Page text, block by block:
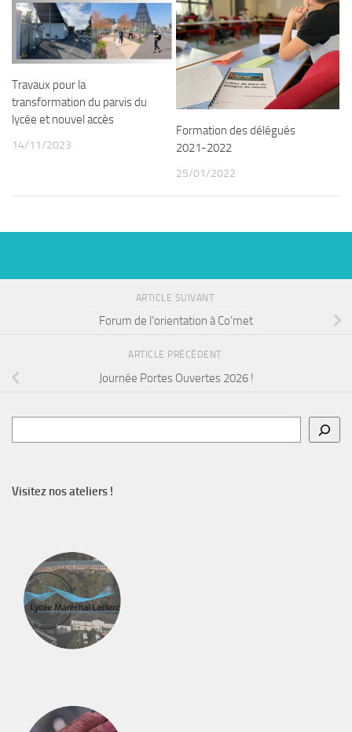
Travaux pour la
transformation du parvis du
lycée et nouvel accès
14/11/2023
Formation des délégués
2021-2022
25/01/2022
ARTICLE SUIVANT
Forum de l’orientation à Co’met
ARTICLE PRÉCÉDENT
Journée Portes Ouvertes 2026 !
Visitez nos ateliers !